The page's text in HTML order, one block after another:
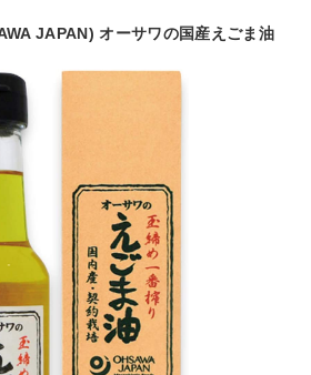
JAPAN) オーサワの国産えごま油